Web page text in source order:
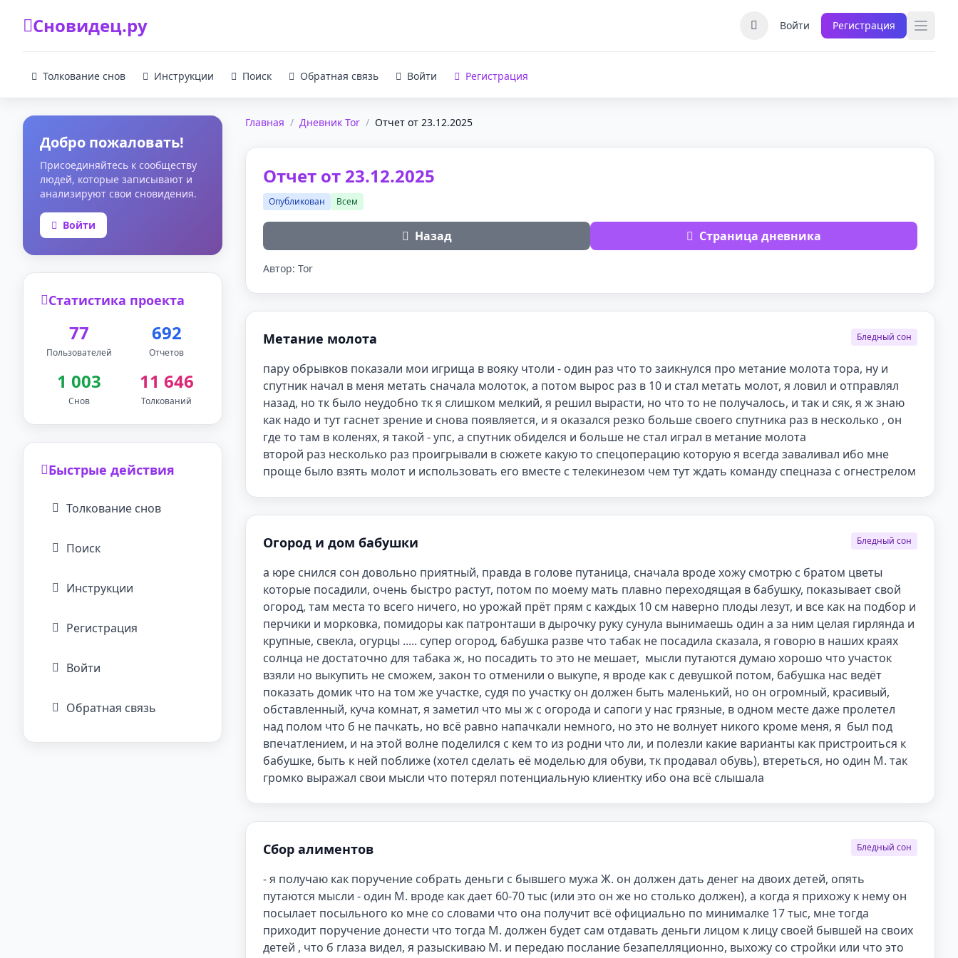
Сновидец.ру Войти Регистрация
Толкование снов Инструкции Поиск Обратная связь Войти Регистрация
Добро пожаловать!
Присоединяйтесь к сообществу
людей, которые записывают и
анализируют свои сновидения.
Войти
Статистика проекта
77
Пользователей
692
Отчетов
1 003
Снов
11 646
Толкований
Быстрые действия
Толкование снов
Поиск
Инструкции
Регистрация
Войти
Обратная связь
Главная / Дневник Tor / Отчет от 23.12.2025
Отчет от 23.12.2025
Опубликован Всем
Назад Страница дневника
Автор: Tor
Метание молота Бледный сон
пару обрывков показали мои игрища в вояку чтоли - один раз что то заикнулся про метание молота тора, ну и
спутник начал в меня метать сначала молоток, а потом вырос раз в 10 и стал метать молот, я ловил и отправлял
назад, но тк было неудобно тк я слишком мелкий, я решил вырасти, но что то не получалось, и так и сяк, я ж знаю
как надо и тут гаснет зрение и снова появляется, и я оказался резко больше своего спутника раз в несколько , он
где то там в коленях, я такой - упс, а спутник обиделся и больше не стал играл в метание молота
второй раз несколько раз проигрывали в сюжете какую то спецоперацию которую я всегда заваливал ибо мне
проще было взять молот и использовать его вместе с телекинезом чем тут ждать команду спецназа с огнестрелом
Огород и дом бабушки Бледный сон
а юре снился сон довольно приятный, правда в голове путаница, сначала вроде хожу смотрю с братом цветы
которые посадили, очень быстро растут, потом по моему мать плавно переходящая в бабушку, показывает свой
огород, там места то всего ничего, но урожай прёт прям с каждых 10 см наверно плоды лезут, и все как на подбор и
перчики и морковка, помидоры как патронташи в дырочку руку сунула вынимаешь один а за ним целая гирлянда и
крупные, свекла, огурцы ..... супер огород, бабушка разве что табак не посадила сказала, я говорю в наших краях
солнца не достаточно для табака ж, но посадить то это не мешает,  мысли путаются думаю хорошо что участок
взяли но выкупить не сможем, закон то отменили о выкупе, я вроде как с девушкой потом, бабушка нас ведёт
показать домик что на том же участке, судя по участку он должен быть маленький, но он огромный, красивый,
обставленный, куча комнат, я заметил что мы ж с огорода и сапоги у нас грязные, в одном месте даже пролетел
над полом что б не пачкать, но всё равно напачкали немного, но это не волнует никого кроме меня, я  был под
впечатлением, и на этой волне поделился с кем то из родни что ли, и полезли какие варианты как пристроиться к
бабушке, быть к ней поближе (хотел сделать её моделью для обуви, тк продавал обувь), втереться, но один М. так
громко выражал свои мысли что потерял потенциальную клиентку ибо она всё слышала
Сбор алиментов Бледный сон
- я получаю как поручение собрать деньги с бывшего мужа Ж. он должен дать денег на двоих детей, опять
путаются мысли - один М. вроде как дает 60-70 тыс (или это он же но столько должен), а когда я прихожу к нему он
посылает посыльного ко мне со словами что она получит всё официально по минималке 17 тыс, мне тогда
приходит поручение донести что тогда М. должен будет сам отдавать деньги лицом к лицу своей бывшей на своих
детей , что б глаза видел, я разыскиваю М. и передаю послание безапелляционно, выхожу со стройки или что это